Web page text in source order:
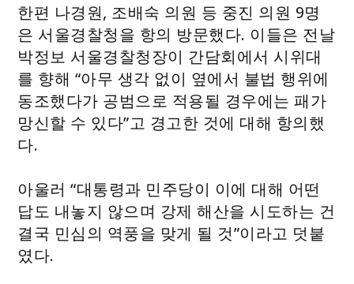
한편 나경원, 조배숙 의원 등 중진 의원 9명
은 서울경찰청을 항의 방문했다. 이들은 전날
박정보 서울경찰청장이 간담회에서 시위대
를 향해 “아무 생각 없이 옆에서 불법 행위에
동조했다가 공범으로 적용될 경우에는 패가
망신할 수 있다”고 경고한 것에 대해 항의했
다.
아울러 “대통령과 민주당이 이에 대해 어떤
답도 내놓지 않으며 강제 해산을 시도하는 건
결국 민심의 역풍을 맞게 될 것”이라고 덧붙
였다.